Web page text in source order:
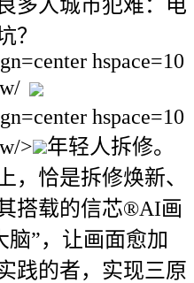
多人城市犯难：电
？
hspace=10
hspace=10
>
年轻人拆修。
，恰是拆修焕新、
搭载的信芯®AI画
脑”，让画面愈加
践的者，实现三原